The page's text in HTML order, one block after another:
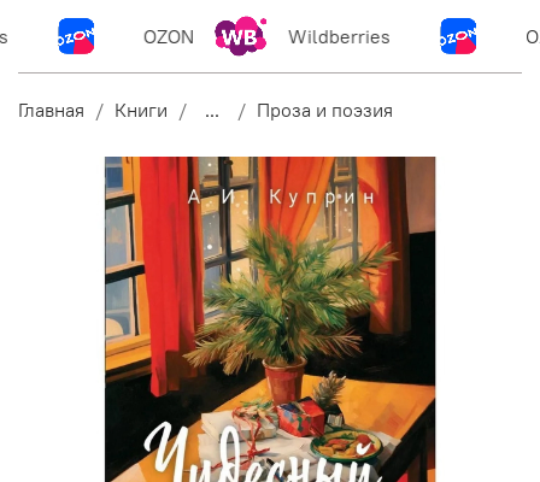
OZON Wildberries
Главная Книги ... Проза и поэзия